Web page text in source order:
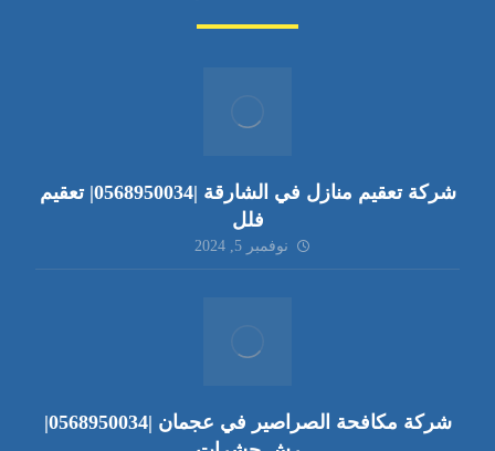
شركة تعقيم منازل في الشارقة |0568950034| تعقيم
فلل
نوفمبر 5, 2024
شركة مكافحة الصراصير في عجمان |0568950034|